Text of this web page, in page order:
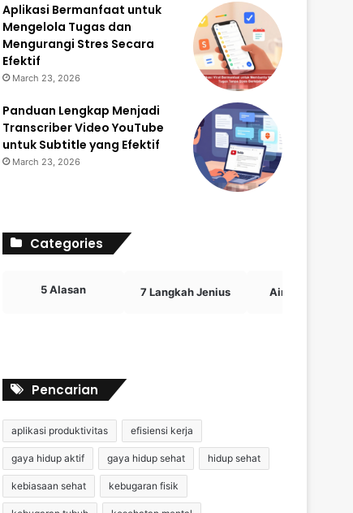
Aplikasi Bermanfaat untuk
Mengelola Tugas dan
Mengurangi Stres Secara
Efektif
March 23, 2026
Panduan Lengkap Menjadi
Transcriber Video YouTube
untuk Subtitle yang Efektif
March 23, 2026
Categories
5 Alasan 7 Langkah Jenius Airdrop Crypto
Pencarian
aplikasi produktivitas efisiensi kerja
gaya hidup aktif gaya hidup sehat hidup sehat
kebiasaan sehat kebugaran fisik